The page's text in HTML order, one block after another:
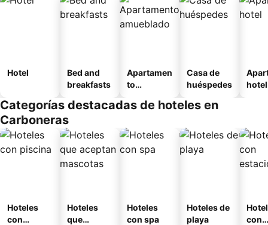
Hotel
Bed and
breakfasts
Apartamen
to
o
Casa de
huéspedes
hotel
Categorías destacadas de hoteles en
Carboneras
Hoteles
con
Hoteles
que
Hoteles
con spa
Hoteles de
playa
con